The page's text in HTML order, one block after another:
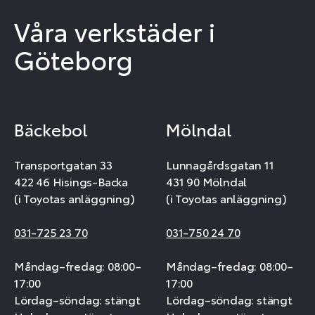
Våra verkstäder i
Göteborg
Bäckebol
Transportgatan 33
422 46 Hisings-Backa
(i Toyotas anläggning)
031-725 23 70
Måndag–fredag: 08:00–
17:00
Lördag–söndag: stängt
Mölndal
Lunnagårdsgatan 11
431 90 Mölndal
(i Toyotas anläggning)
031-750 24 70
Måndag–fredag: 08:00–
17:00
Lördag–söndag: stängt